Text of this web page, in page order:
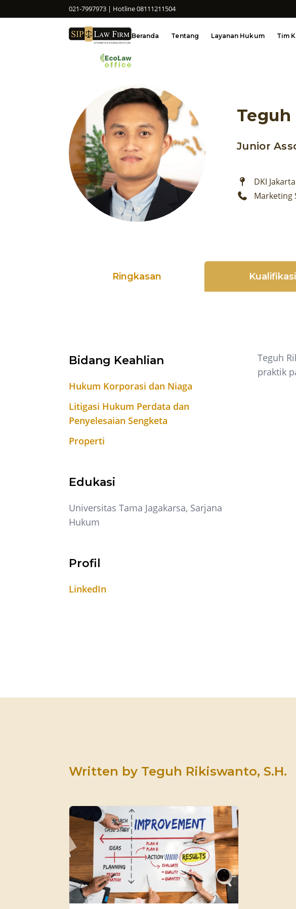
021-7997973 | Hotline 08111211504
Beranda Tentang Layanan Hukum Tim
Teguh
Junior
DKI Jakarta
Marketing
Ringkasan Kualifikasi
Bidang Keahlian
Hukum Korporasi dan Niaga
Litigasi Hukum Perdata dan
Penyelesaian Sengketa
Properti
Edukasi
Universitas Tama Jagakarsa, Sarjana
Hukum
Profil
LinkedIn
Teguh
praktik
Written by Teguh Rikiswanto, S.H.